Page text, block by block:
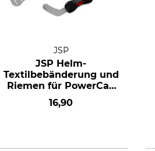
JSP
JSP Helm-
Textilbebänderung und
Riemen für PowerCap
Infinity
16,90